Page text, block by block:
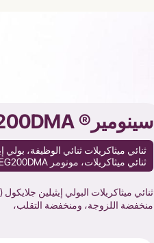
سينومير® PEG200DMA
ثنائي ميثاكريلات، مونومر PEG200DMA، مخفف تفاعلي
منخفضة اللزوجة، ومنخفضة التقلب،